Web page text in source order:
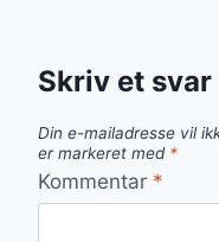
Skriv et svar
Din e-mailadresse vil
er markeret med *
Kommentar *